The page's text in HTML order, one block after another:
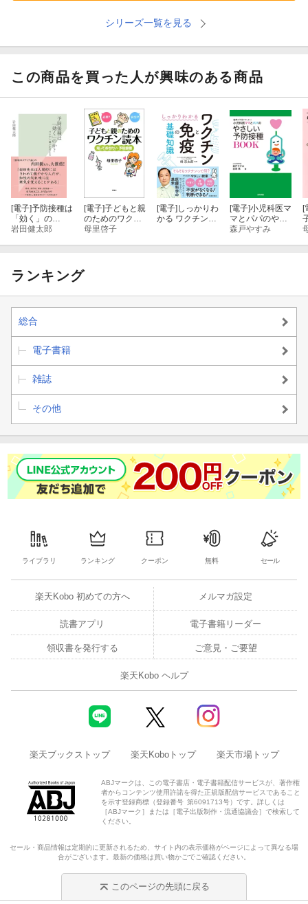
シリーズ一覧を見る
この商品を買った人が興味のある商品
[電子]予防接種は
「効く」の
か？〜ワクチン
岩田健太郎
[電子]子どもと親
のためのワクチ
ン読本 知ってお
母里啓子
[電子] しっかりわ
かる ワクチンと
[電子]小児科医マ
マとパパのやさ
しい予防接種BO
森戸やすみ
[
ランキング
総合
電子書籍
雑誌
その他
ライブラリ ランキング クーポン 無料 セール
楽天Kobo 初めての方へ メルマガ設定
読書アプリ 電子書籍リーダー
領収書を発行する ご意見・ご要望
楽天Kobo ヘルプ
楽天ブックストップ 楽天Koboトップ 楽天市場トップ
ABJマークは、この電子書店・電子書籍配信サービスが、著作権
者からコンテンツ使用許諾を得た正規版配信サービスであること
を示す登録商標（登録番号 第6091713号）です。詳しくは
［ABJマーク］または［電子出版制作・流通協議会］で検索して
ください。
セール・商品情報は定期的に更新されるため、サイト内の表示価格がページによって異なる場
合がございます。最新の価格は買い物かごでご確認ください。
このページの先頭に戻る